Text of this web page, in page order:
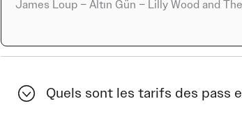
ses influences mêlant tradition et modernité,
reconnu, porté par des compositions
James Loup – Altın Gün – Lilly Wood and
Quels sont les tarifs des pass